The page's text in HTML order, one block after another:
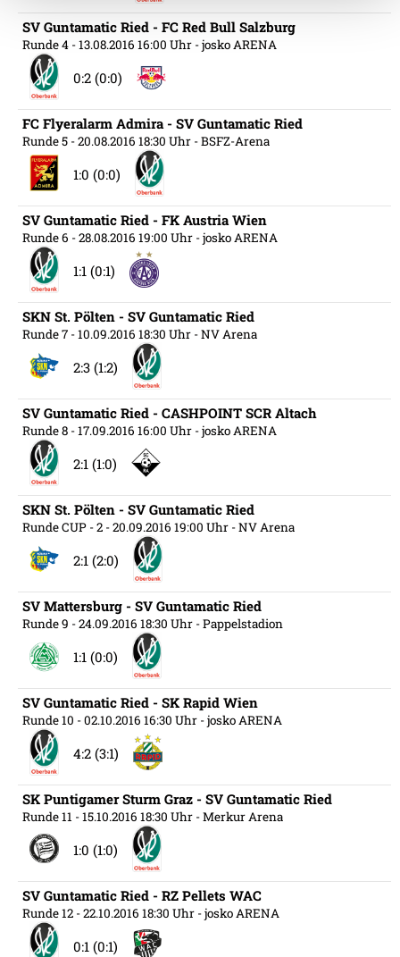
Weitere Details, insbesondere zu Speicherdauer und
Empfänger entnehmen Sie unserer
Datenschutzerklärung .
SV Guntamatic Ried - FC Red Bull Salzburg
Runde 4 - 13.08.2016 16:00 Uhr - josko ARENA
0:2 (0:0)
FC Flyeralarm Admira - SV Guntamatic Ried
Runde 5 - 20.08.2016 18:30 Uhr - BSFZ-Arena
1:0 (0:0)
SV Guntamatic Ried - FK Austria Wien
Runde 6 - 28.08.2016 19:00 Uhr - josko ARENA
1:1 (0:1)
SKN St. Pölten - SV Guntamatic Ried
Runde 7 - 10.09.2016 18:30 Uhr - NV Arena
2:3 (1:2)
SV Guntamatic Ried - CASHPOINT SCR Altach
Runde 8 - 17.09.2016 16:00 Uhr - josko ARENA
2:1 (1:0)
SKN St. Pölten - SV Guntamatic Ried
Runde CUP - 2 - 20.09.2016 19:00 Uhr - NV Arena
2:1 (2:0)
SV Mattersburg - SV Guntamatic Ried
Runde 9 - 24.09.2016 18:30 Uhr - Pappelstadion
1:1 (0:0)
SV Guntamatic Ried - SK Rapid Wien
Runde 10 - 02.10.2016 16:30 Uhr - josko ARENA
4:2 (3:1)
SK Puntigamer Sturm Graz - SV Guntamatic Ried
Runde 11 - 15.10.2016 18:30 Uhr - Merkur Arena
1:0 (1:0)
SV Guntamatic Ried - RZ Pellets WAC
Runde 12 - 22.10.2016 18:30 Uhr - josko ARENA
0:1 (0:1)